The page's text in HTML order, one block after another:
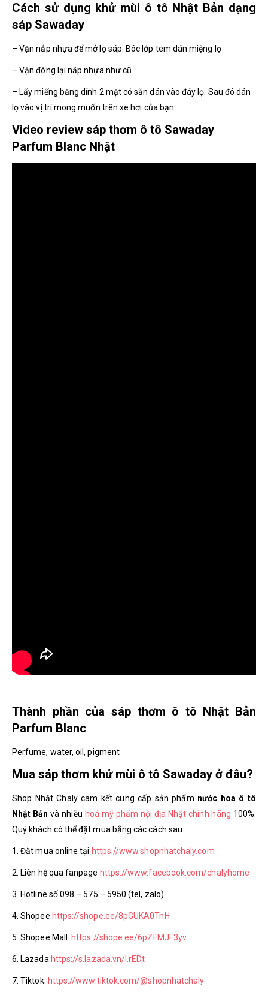
Cách sử dụng khử mùi ô tô Nhật Bản dạng
sáp Sawaday
– Vặn nắp nhựa để mở lọ sáp. Bóc lớp tem dán miệng lọ
– Vặn đóng lại nắp nhựa như cũ
– Lấy miếng băng dính 2 mặt có sẵn dán vào đáy lọ. Sau đó dán
lọ vào vị trí mong muốn trên xe hơi của bạn
Video review sáp thơm ô tô Sawaday
Parfum Blanc Nhật
Thành phần của sáp thơm ô tô Nhật Bản
Parfum Blanc
Perfume, water, oil, pigment
Mua sáp thơm khử mùi ô tô Sawaday ở đâu?
Shop Nhật Chaly cam kết cung cấp sản phẩm nước hoa ô tô
Nhật Bảnvà nhiều hoá mỹ phẩm nội địa Nhật chính hãng 100%.
Quý khách có thể đặt mua bằng các cách sau
1. Đặt mua online tại https://www.shopnhatchaly.com
2. Liên hệ qua fanpage https://www.facebook.com/chalyhome
3. Hotline số 098 – 575 – 5950 (tel, zalo)
4. Shopee https://shope.ee/8pGUKA0TnH
5. Shopee Mall: https://shope.ee/6pZFMJF3yv
6. Lazada https://s.lazada.vn/l.rEDt
7. Tiktok: https://www.tiktok.com/@shopnhatchaly